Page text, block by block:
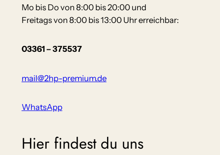
Mo bis Do von 8:00 bis 20:00 und
Freitags von 8:00 bis 13:00 Uhr erreichbar:
03361 – 375537
mail@2hp-premium.de
WhatsApp
Hier findest du uns